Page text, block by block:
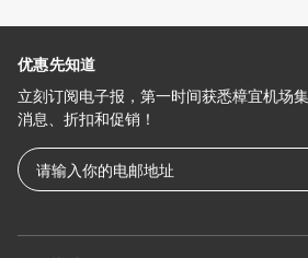
优惠先知道
立刻订阅电子报，第一时间获悉樟宜机场
消息、折扣和促销！